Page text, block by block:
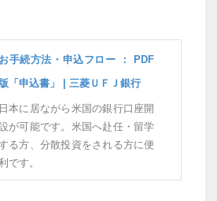
お手続方法・申込フロー ： PDF
「申込書」 | 三菱ＵＦＪ銀行
日本に居ながら米国の銀行口座開
が可能です。米国へ赴任・留学
る方、分散投資をされる方に便
です。